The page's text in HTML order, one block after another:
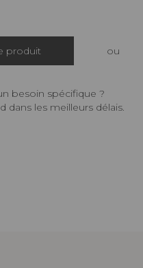
produit ou
besoin spécifique ?
dans les meilleurs délais.